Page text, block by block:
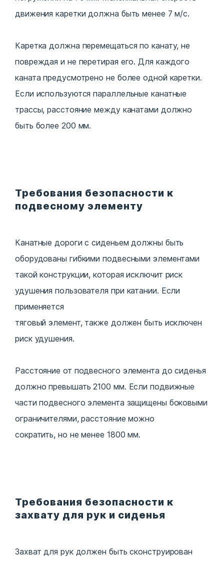
движения каретки должна быть менее 7 м/с.
Каретка должна перемещаться по канату, не
повреждая и не перетирая его. Для каждого
каната предусмотрено не более одной каретки.
Если используются параллельные канатные
трассы, расстояние между канатами должно
быть более 200 мм.
Требования безопасности к
подвесному элементу
Канатные дороги с сиденьем должны быть
оборудованы гибкими подвесными элементами
такой конструкции, которая исключит риск
удушения пользователя при катании. Если
применяется
тяговый элемент, также должен быть исключен
риск удушения.
Расстояние от подвесного элемента до сиденья
должно превышать 2100 мм. Если подвижные
части подвесного элемента защищены боковыми
ограничителями, расстояние можно
сократить, но не менее 1800 мм.
Требования безопасности к
захвату для рук и сиденья
Захват для рук должен быть сконструирован